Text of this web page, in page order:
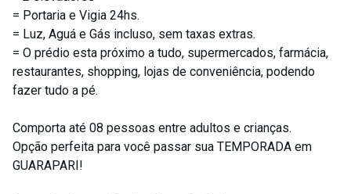
= Portaria e Vigia 24hs.
= Luz, Aguá e Gás incluso, sem taxas extras.
= O prédio esta próximo a tudo, supermercados, farmácia,
restaurantes, shopping, lojas de conveniência, podendo
fazer tudo a pé.
Comporta até 08 pessoas entre adultos e crianças.
Opção perfeita para você passar sua TEMPORADA em
GUARAPARI!